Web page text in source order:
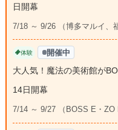
日開幕
7/18 ～ 9/26 （博多マルイ、
体験 開催中
大人気！魔法の美術館が
14日開幕
7/14 ～ 9/27 （BOSS E・ZO